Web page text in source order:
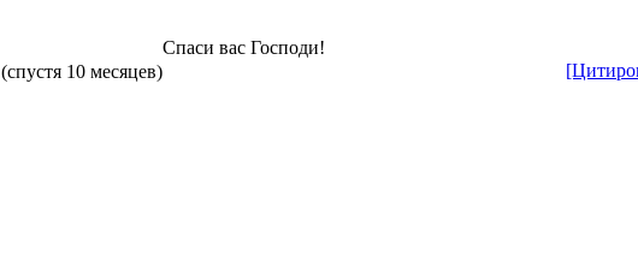
(спустя 10 месяцев)
Спаси вас Господи!